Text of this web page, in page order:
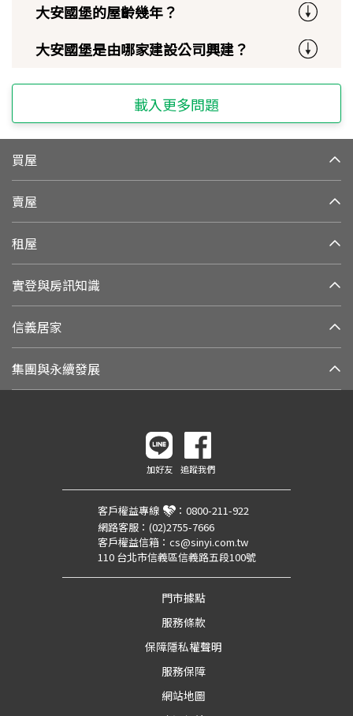
大安國堡的屋齡幾年？
大安國堡是由哪家建設公司興建？
載入更多問題
買屋
賣屋
租屋
實登與房訊知識
信義居家
集團與永續發展
加好友 追蹤我們
客戶權益專線 ： 0800-211-922
網路客服： (02)2755-7666
客戶權益信箱： cs@sinyi.com.tw
110 台北市信義區信義路五段100號
門市據點
服務條款
保障隱私權聲明
服務保障
網站地圖